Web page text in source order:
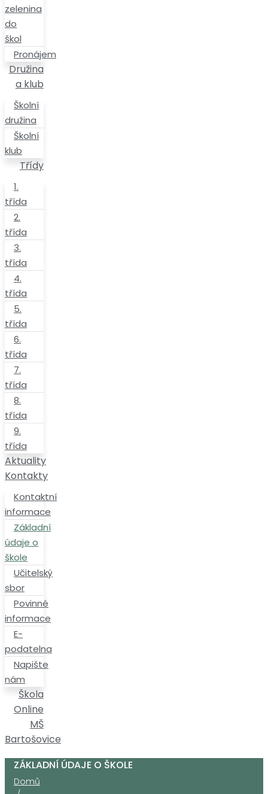
a klub
Školní
družina
Školní
klub
Třídy
1.
třída
2.
třída
3.
třída
4.
třída
5.
třída
6.
třída
7.
třída
8.
třída
9.
třída
Aktuality
Kontakty
Kontaktní
informace
Základní
údaje
o
škole
Učitelský
sbor
Povinné
informace
E-
podatelna
Napište
nám
Škola
Online
MŠ
Bartošovice
ZÁKLADNÍ ÚDAJE O ŠKOLE
Domů
Kontakty
/
Základní údaje o škole